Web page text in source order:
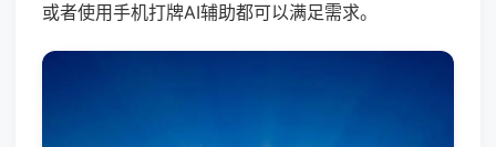
或者使用手机打牌AI辅助都可以满足需求。